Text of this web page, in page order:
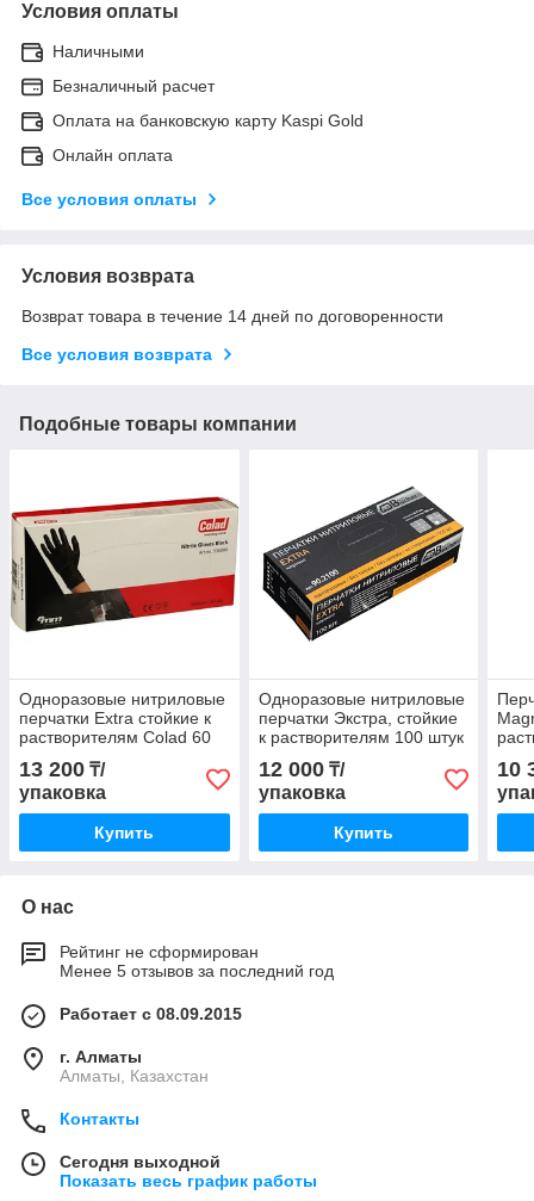
Условия оплаты
Наличными
Безналичный расчет
Оплата на банковскую карту Kaspi Gold
Онлайн оплата
Все условия оплаты
Условия возврата
Возврат товара в течение 14 дней по договоренности
Все условия возврата
Подобные товары компании
Одноразовые нитриловые
перчатки Extra стойкие к
растворителям Colad 60
штук черный цвет размер
L (536002)
13 200 ₸/
упаковка
Купить
Одноразовые нитриловые
перчатки Экстра, стойкие
к растворителям 100 штук
черный цвет размер M
12 000₸/
упаковка
Купить
10
О нас
Рейтинг не сформирован
Менее 5 отзывов за последний год
Работает с 08.09.2015
г. Алматы
Алматы, Казахстан
Контакты
Сегодня выходной
Показать весь график работы